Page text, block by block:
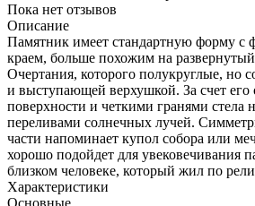
Пока нет отзывов
Описание
Памятник имеет стандартную форму с
краем, больше похожим на
Очертания, которого полукруглые, но
и выступающей верхушкой. За счет его
поверхности и четкими гранями стела
переливами солнечных лучей.
части напоминает купол собора или
хорошо подойдет для увековечивания
близком человеке, который жил по
Характеристики
Основные